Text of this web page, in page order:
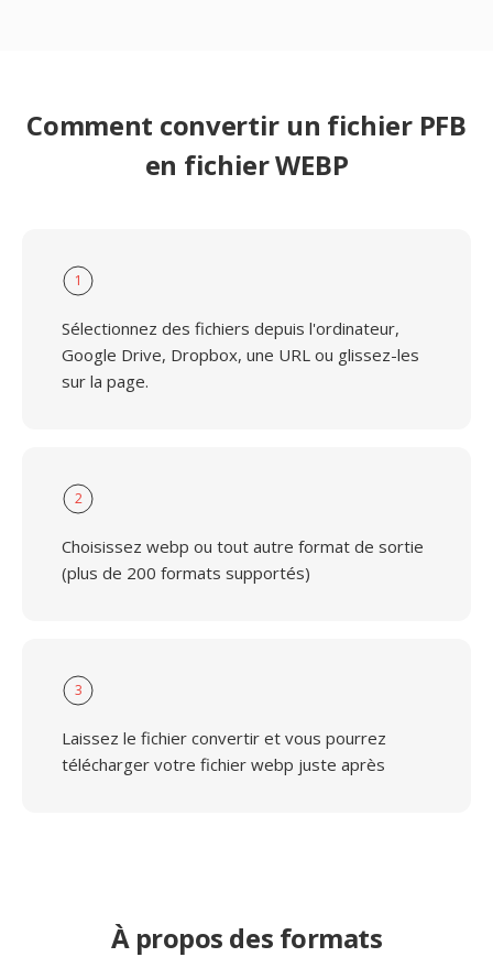
Comment convertir un fichier PFB
en fichier WEBP
1
Sélectionnez des fichiers depuis l'ordinateur,
Google Drive, Dropbox, une URL ou glissez-les
sur la page.
2
Choisissez webp ou tout autre format de sortie
(plus de 200 formats supportés)
3
Laissez le fichier convertir et vous pourrez
télécharger votre fichier webp juste après
À propos des formats